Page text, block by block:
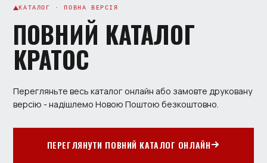
КАТАЛОГ · ПОВНА ВЕРСІЯ
ПОВНИЙ КАТАЛОГ
КРАТОС
Перегляньте весь каталог онлайн або замовте друковану
версію - надішлемо Новою Поштою безкоштовно.
ПЕРЕГЛЯНУТИ ПОВНИЙ КАТАЛОГ ОНЛАЙН